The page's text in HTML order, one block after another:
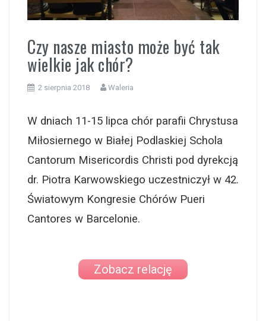
Czy nasze miasto może być tak
wielkie jak chór?
2 sierpnia 2018 Waleria
W dniach 11-15 lipca chór parafii Chrystusa
Miłosiernego w Białej Podlaskiej Schola
Cantorum Misericordis Christi pod dyrekcją
dr. Piotra Karwowskiego uczestniczył w 42.
Światowym Kongresie Chórów Pueri
Cantores w Barcelonie.
Zobacz relację